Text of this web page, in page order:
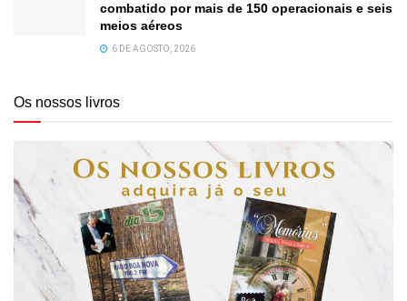
combatido por mais de 150 operacionais e seis
meios aéreos
6 DE AGOSTO, 2026
Os nossos livros